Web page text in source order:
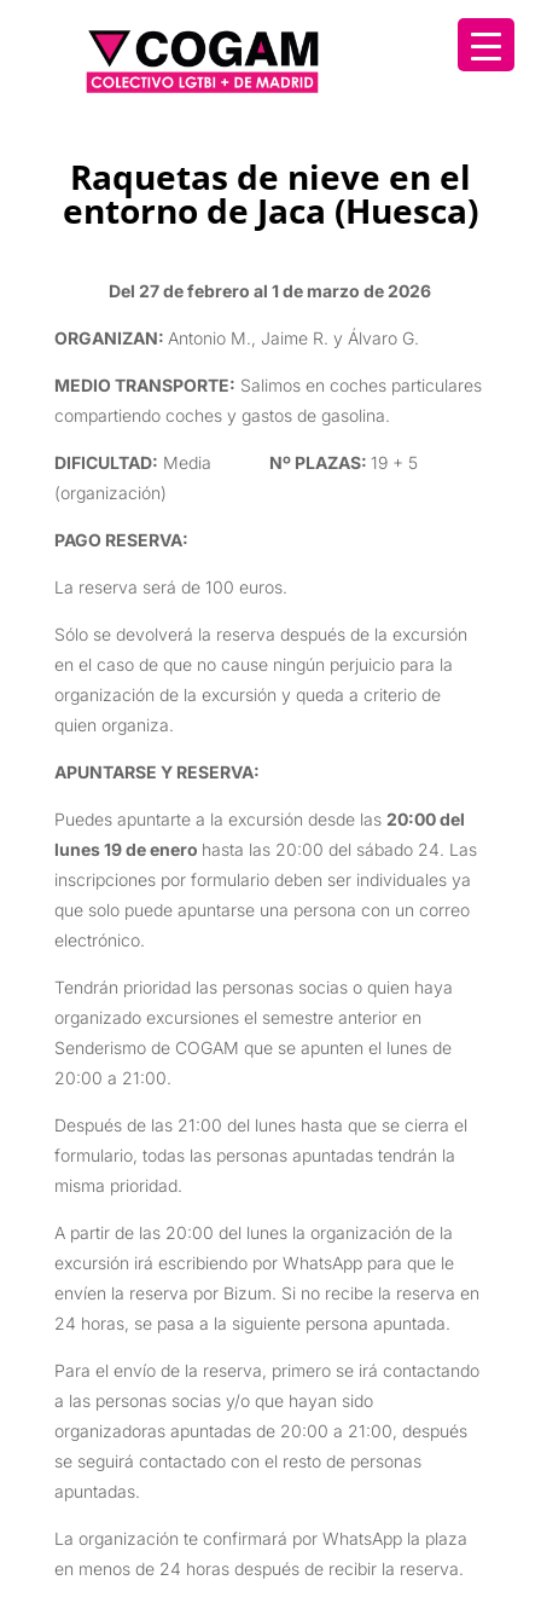
Raquetas de nieve en el
entorno de Jaca (Huesca)
Del 27 de febrero al 1 de marzo de 2026
ORGANIZAN: Antonio M., Jaime R. y Álvaro G.
MEDIO TRANSPORTE: Salimos en coches particulares
compartiendo coches y gastos de gasolina.
DIFICULTAD: Media Nº PLAZAS: 19 + 5
(organización)
PAGO RESERVA:
La reserva será de 100 euros.
Sólo se devolverá la reserva después de la excursión
en el caso de que no cause ningún perjuicio para la
organización de la excursión y queda a criterio de
quien organiza.
APUNTARSE Y RESERVA:
Puedes apuntarte a la excursión desde las 20:00 del
lunes 19 de enero hasta las 20:00 del sábado 24. Las
inscripciones por formulario deben ser individuales ya
que solo puede apuntarse una persona con un correo
electrónico.
Tendrán prioridad las personas socias o quien haya
organizado excursiones el semestre anterior en
Senderismo de COGAM que se apunten el lunes de
20:00 a 21:00.
Después de las 21:00 del lunes hasta que se cierra el
formulario, todas las personas apuntadas tendrán la
misma prioridad.
A partir de las 20:00 del lunes la organización de la
excursión irá escribiendo por WhatsApp para que le
envíen la reserva por Bizum. Si no recibe la reserva en
24 horas, se pasa a la siguiente persona apuntada.
Para el envío de la reserva, primero se irá contactando
a las personas socias y/o que hayan sido
organizadoras apuntadas de 20:00 a 21:00, después
se seguirá contactado con el resto de personas
apuntadas.
La organización te confirmará por WhatsApp la plaza
en menos de 24 horas después de recibir la reserva.